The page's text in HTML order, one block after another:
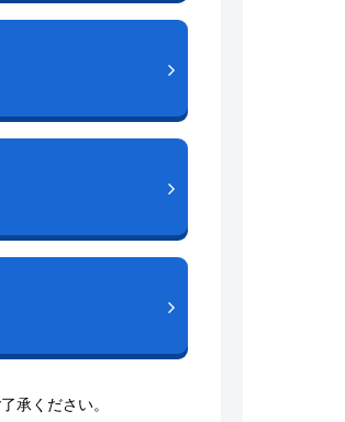
承ください。